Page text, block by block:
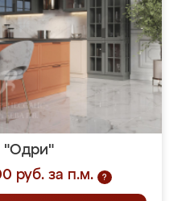
"Одри"
руб. за п.м.
?